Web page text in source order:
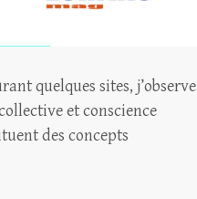
quelques sites, j’observe
et conscience
des concepts